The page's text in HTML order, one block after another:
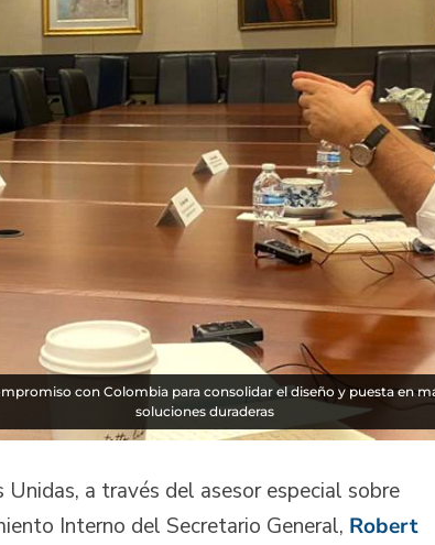
con Colombia para consolidar el diseño y puesta en
soluciones duraderas
Unidas, a través del asesor especial sobre
Interno del Secretario General, Robert